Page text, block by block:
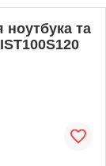
та